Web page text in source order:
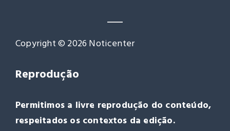
Copyright © 2026 Noticenter
Reprodução
Permitimos a livre reprodução do conteúdo,
respeitados os contextos da edição.